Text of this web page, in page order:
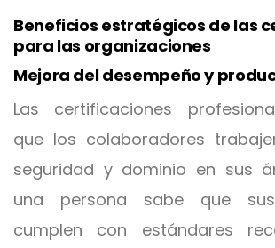
Beneficios estratégicos de las
para las organizaciones
Mejora del desempeño y
Las certificaciones
que los colaboradores
seguridad y dominio en sus
una persona sabe que sus
cumplen con estándares